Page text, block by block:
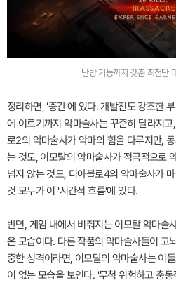
난방 기능까지 갖춘 최첨단
정리하면, '중간'에 있다. 개발진도 강조한
에 이르기까지 악마술사는 꾸준히 달라지
로2의 악마술사가 악마의 힘을 다루지만,
는 것도, 이모탈의 악마술사가 적극적으로
넘지 않는 것도, 디아블로4의 악마술사가
것 모두가 이 '시간적 흐름'에 있다.
반면, 게임 내에서 비춰지는 이모탈 악마술
온 모습이다. 다른 작품의 악마술사들이 고
중한 성격이라면, 이모탈의 악마술사는 이
이 없는 모습을 보인다. '무척 위험하고 충